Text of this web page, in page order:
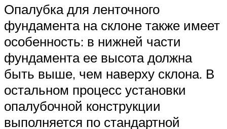
Опалубка для ленточного
фундамента на склоне также имеет
особенность: в нижней части
фундамента ее высота должна
быть выше, чем наверху склона. В
остальном процесс установки
опалубочной конструкции
выполняется по стандартной